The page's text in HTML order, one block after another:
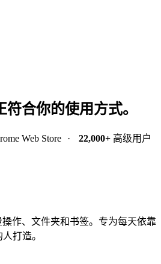
合你的使用方式。
Web Store · 22,000+高级用户
作、文件夹和书签。专为每天依靠
打造。